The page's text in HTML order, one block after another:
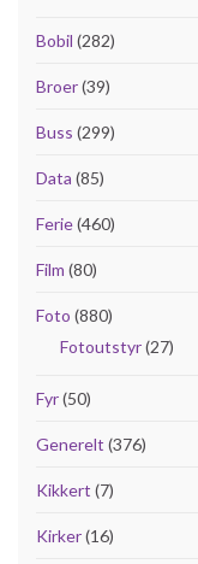
Bobil (282)
Broer(39)
Buss (299)
Data (85)
Ferie(460)
Film (80)
Foto (880)
Fotoutstyr(27)
Fyr(50)
Generelt (376)
Kikkert (7)
Kirker(16)